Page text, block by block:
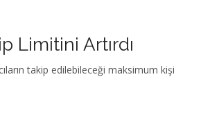
Limitini Artırdı
takip edilebileceği maksimum kişi